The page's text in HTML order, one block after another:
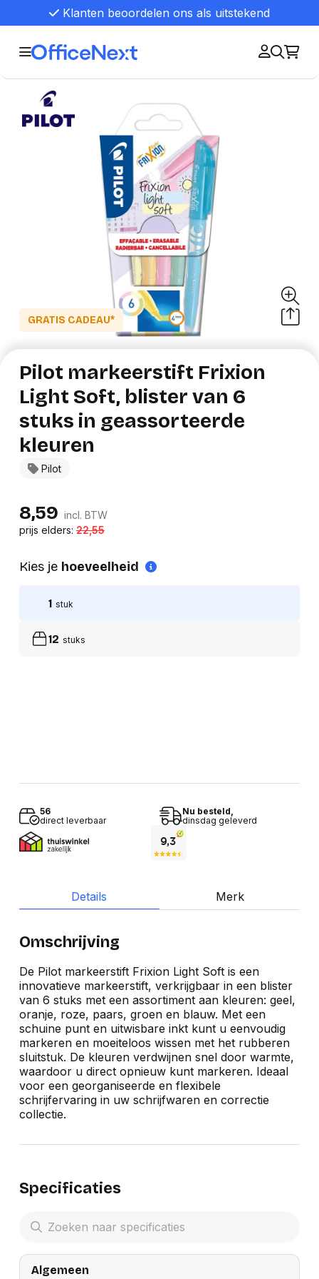
Klanten beoordelen ons als uitstekend
GRATIS CADEAU*
Pilot
Pilot markeerstift Frixion
Light Soft, blister van 6
stuks in geassorteerde
kleuren
8,59 incl. BTW
prijs elders:22,55
Kies je hoeveelheid
1 stuk
12 stuks
56
direct leverbaar
Nu besteld,
dinsdag geleverd
Details Merk
Omschrijving
De Pilot markeerstift Frixion Light Soft is een
innovatieve markeerstift, verkrijgbaar in een blister
van 6 stuks met een assortiment aan kleuren: geel,
oranje, roze, paars, groen en blauw. Met een
schuine punt en uitwisbare inkt kunt u eenvoudig
markeren en moeiteloos wissen met het rubberen
sluitstuk. De kleuren verdwijnen snel door warmte,
waardoor u direct opnieuw kunt markeren. Ideaal
voor een georganiseerde en flexibele
schrijfervaring in uw schrijfwaren en correctie
collectie.
Specificaties
Algemeen